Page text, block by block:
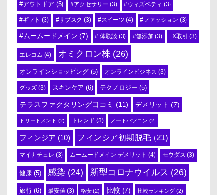
#アウトドア (5) #アクセサリー (3) #ウィズペティ (3)
#ギフト (3) #サブスク (3) #スイーツ (4) #ファッション (3)
#ムームードメイン (7) # 体験談 (3) #無添加 (3) FX取引 (3)
エレコム (4) オミクロン株 (26)
オンラインショッピング (5) オンラインビジネス (3)
グッズ (3) スキンケア (6) テクノロジー (5)
テラスファクタリング口コミ (11) デメリット (7)
トリートメント (2) トレンド (3) ノートパソコン (2)
フィンジア (10) フィンジア初期脱毛 (21)
マイナチュレ (3) ムームードメイン デメリット (4) モウダス (3)
健康 (5) 感染 (24) 新型コロナウイルス (26)
旅行 (6) 最安値 (3) 格安 (2) 比較 (7) 比較ランキング (2)